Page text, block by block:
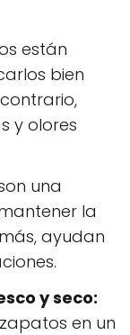
están
bien
y olores
una
la
ayudan
y seco:
en un